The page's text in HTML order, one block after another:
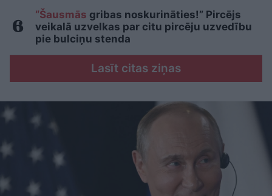
“Šausmās gribas noskurināties!” Pircējs
veikalā uzvelkas par citu pircēju uzvedību
pie bulciņu stenda
Lasīt citas ziņas